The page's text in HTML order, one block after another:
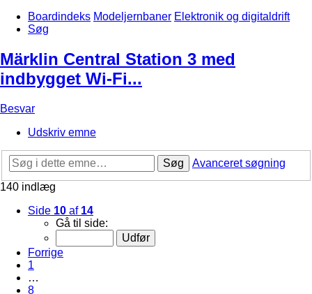
Boardindeks Modeljernbaner Elektronik og digitaldrift
Søg
Märklin Central Station 3 med
indbygget Wi-Fi...
Besvar
Udskriv emne
Søg
Avanceret søgning
140 indlæg
Side 10 af 14
Gå til side:
Forrige
1
…
8